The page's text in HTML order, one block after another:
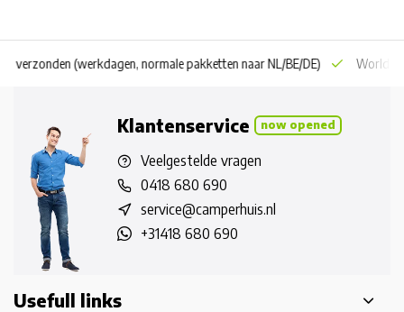
verzonden (werkdagen, normale pakketten naar NL/BE/DE) World
Klantenservice now opened
Veelgestelde vragen
0418 680 690
service@camperhuis.nl
+31418 680 690
Usefull links